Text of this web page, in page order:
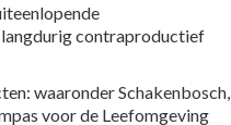
langdurig contraproductief
waaronder Schakenbosch,
voor de Leefomgeving